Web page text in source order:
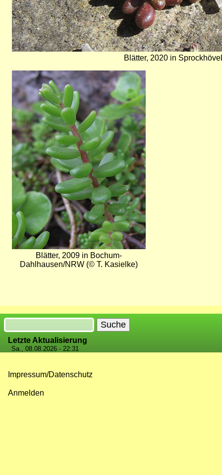
Blätter, 2020 in
Bild
Blätter, 2009 in Bochum-
Dahlhausen/NRW (© T. Kasielke)
Suche
Letzte Aktualisierung
Sa., 08.08.2026 - 22:31
Impressum/Datenschutz
Anmelden